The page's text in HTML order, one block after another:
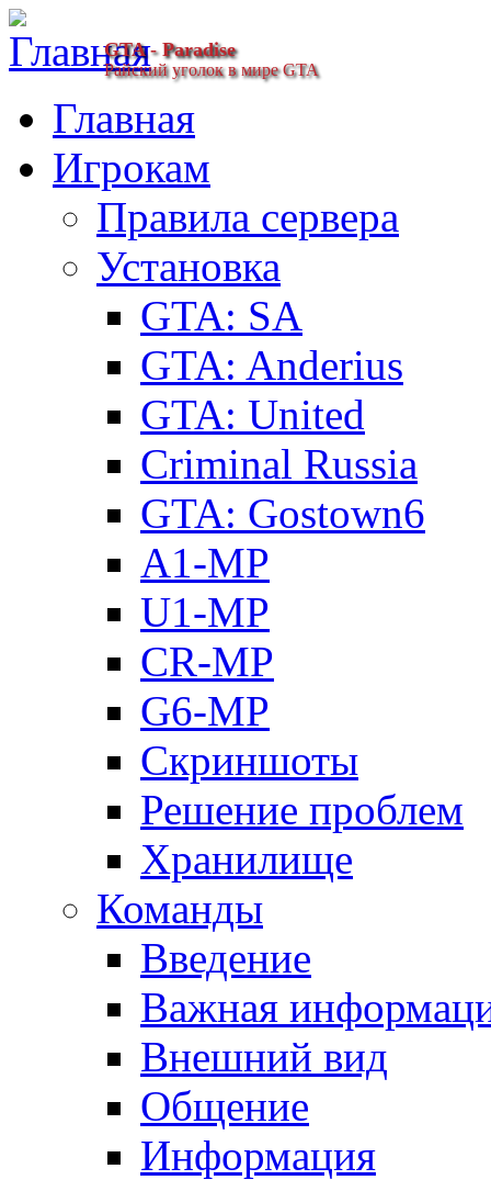
GTA - Paradise
Райский уголок в мире GTA
Главная
Игрокам
Правила сервера
Установка
GTA: SA
GTA: Anderius
GTA: United
Criminal Russia
GTA: Gostown6
A1-MP
U1-MP
CR-MP
G6-MP
Скриншоты
Решение проблем
Хранилище
Команды
Введение
Важная
Внешний вид
Общение
Информация